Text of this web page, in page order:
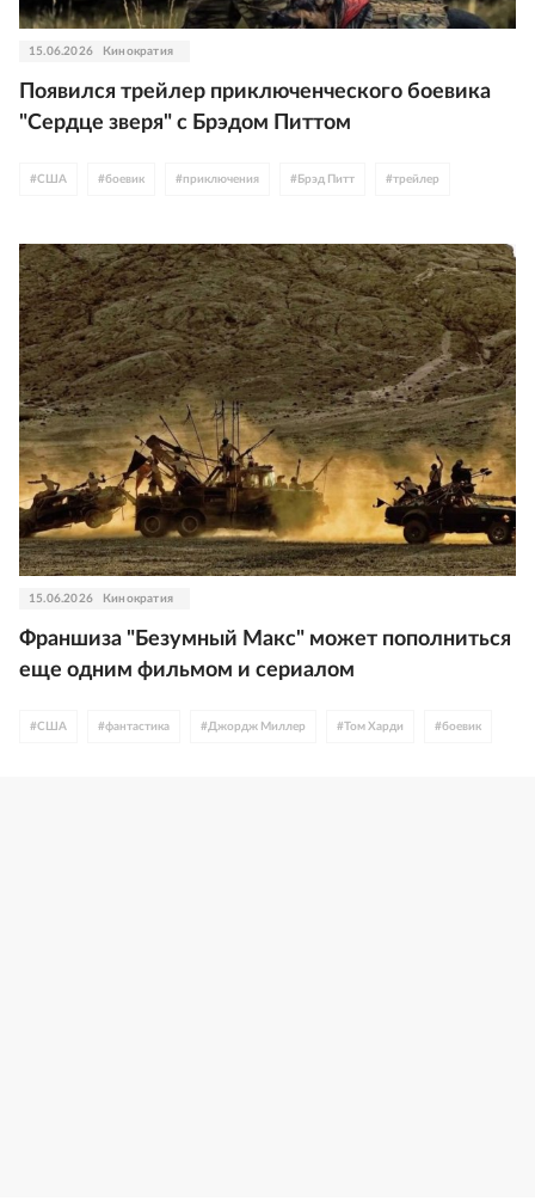
15.06.2026 Кинократия
Появился трейлер приключенческого боевика
"Сердце зверя" с Брэдом Питтом
#США #боевик #приключения # Брэд Питт #трейлер
15.06.2026 Кинократия
Франшиза "Безумный Макс" может пополниться
еще одним фильмом и сериалом
#США #фантастика # Джордж Миллер #Том Харди #боевик